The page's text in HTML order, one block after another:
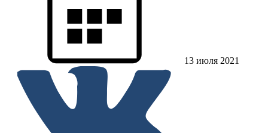
13 июля 2021